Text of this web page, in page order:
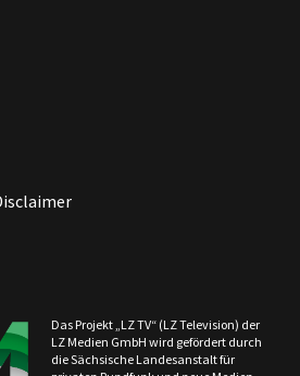
Das Projekt „LZ TV“ (LZ Television) der
LZ Medien GmbH wird gefördert durch
die Sächsische Landesanstalt für